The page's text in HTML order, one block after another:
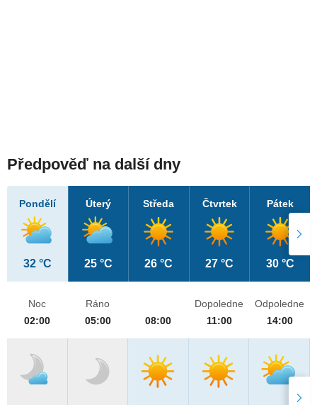
Předpověď na další dny
Pondělí
32 °C
Úterý
25 °C
Středa
26 °C
Čtvrtek
27 °C
Pátek
30 °C
Noc
02:00
Ráno
05:00
08:00
Dopoledne
11:00
Odpoledne
14:00